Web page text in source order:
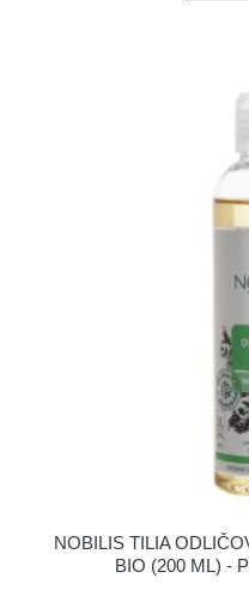
NOBILIS TILIA
BIO (200 ML) -